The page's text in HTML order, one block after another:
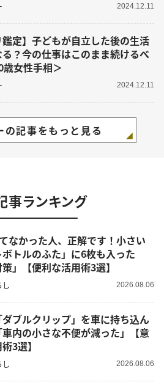
2024.12.11
鑑定】子どもが自立した後の生活
？今の仕事はこのまま続けるべ
歳女性手相＞
2024.12.11
の記事をもっと見る
事ランキング
ボトルのふた」に6枚も入った
策」【便利な活用術3選】
し 2026.08.06
ブルクリップ」を車に持ち込ん
内の小さな不便が減った」【意
3選】
し 2026.08.06